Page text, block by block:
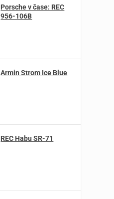
Porsche v čase: REC
956-106B
Armin Strom Ice Blue
REC Habu SR-71